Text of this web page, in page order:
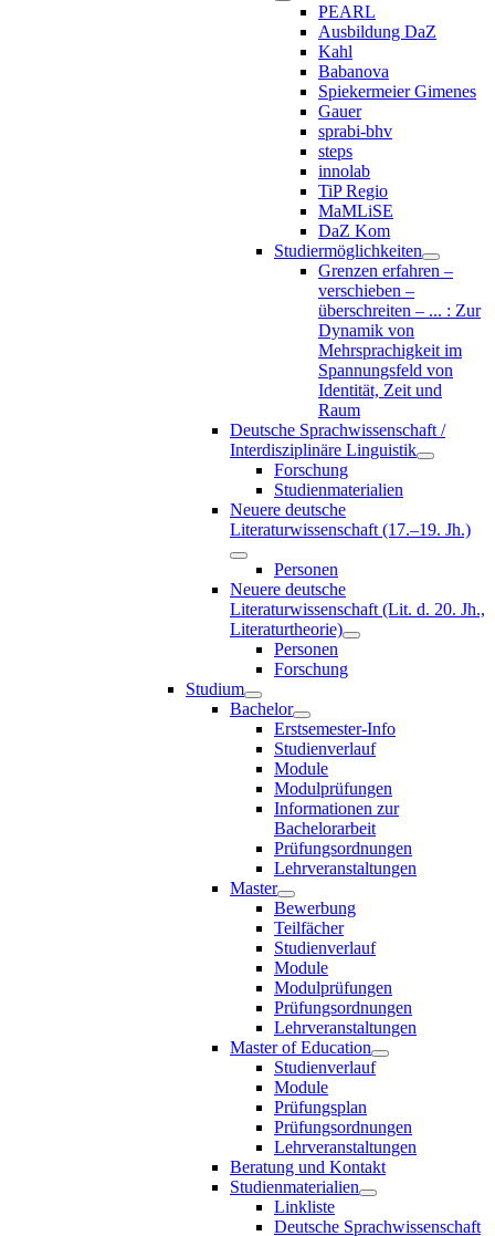
PEARL
Ausbildung DaZ
Kahl
Babanova
Spiekermeier Gimenes
Gauer
sprabi-bhv
steps
innolab
TiP Regio
MaMLiSE
DaZ Kom
Studiermöglichkeiten
Grenzen erfahren –
verschieben –
überschreiten – ... : Zur
Dynamik von
Mehrsprachigkeit im
Spannungsfeld von
Identität, Zeit und
Raum
Deutsche Sprachwissenschaft /
Interdisziplinäre Linguistik
Forschung
Studienmaterialien
Neuere deutsche
Literaturwissenschaft (17.–19. Jh.)
Personen
Neuere deutsche
Literaturwissenschaft (Lit. d. 20. Jh.,
Literaturtheorie)
Personen
Forschung
Studium
Bachelor
Erstsemester-Info
Studienverlauf
Module
Modulprüfungen
Informationen zur
Bachelorarbeit
Prüfungsordnungen
Lehrveranstaltungen
Master
Bewerbung
Teilfächer
Studienverlauf
Module
Modulprüfungen
Prüfungsordnungen
Lehrveranstaltungen
Master of Education
Studienverlauf
Module
Prüfungsplan
Prüfungsordnungen
Lehrveranstaltungen
Beratung und Kontakt
Studienmaterialien
Linkliste
Deutsche Sprachwissenschaft